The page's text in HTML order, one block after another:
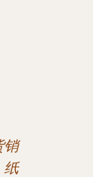
销
纸